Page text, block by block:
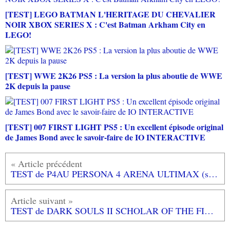
[TEST] LEGO BATMAN L'HERITAGE DU CHEVALIER
NOIR XBOX SERIES X : C'est Batman Arkham City en
LEGO!
[TEST] WWE 2K26 PS5 : La version la plus aboutie de WWE
2K depuis la pause
[TEST] 007 FIRST LIGHT PS5 : Un excellent épisode original
de James Bond avec le savoir-faire de IO INTERACTIVE
TEST de P4AU PERSONA 4 ARENA ULTIMAX (sur XBOX 360): nerveux, efficace et coloré!
TEST de DARK SOULS II SCHOLAR OF THE FIRST SIN (sur PS4): une grosse évolution visuelle et du contenu en plus